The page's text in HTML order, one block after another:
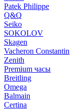
Patek Philippe
Q&Q
Seiko
SOKOLOV
Skagen
Vacheron Constantin
Zenith
Premium часы
Breitling
Omega
Balmain
Certina